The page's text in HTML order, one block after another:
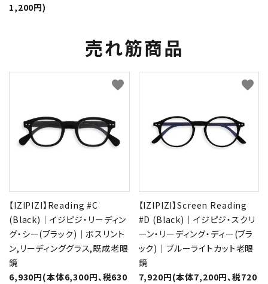
1,200円)
売れ筋商品
【IZIPIZI】Reading #C
(Black)｜イジピジ・リーディン
グ・シー(ブラック)｜ボスリント
ン,リーディンググラス,既成老眼
鏡
6,930円(本体6,300円、税630
favorite
【IZIPIZI】Screen Reading
#D (Black)｜イジピジ・スクリ
ーン・リーディング・ディー(ブラ
ック)｜ブルーライトカット老眼
鏡
7,920円(本体7,200円、税720
favorite